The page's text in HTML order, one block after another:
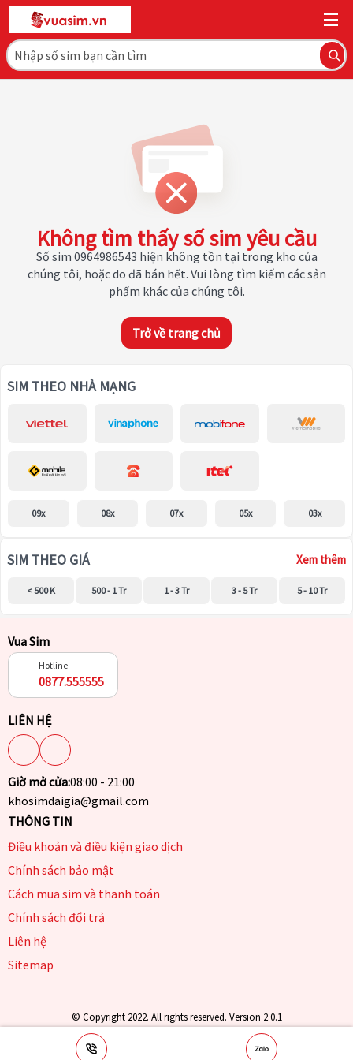
Không tìm thấy số sim yêu cầu
Số sim 0964986543 hiện không tồn tại trong kho của
chúng tôi, hoặc do đã bán hết. Vui lòng tìm kiếm các sản
phẩm khác của chúng tôi.
Trở về trang chủ
SIM THEO NHÀ MẠNG
09x 08x 07x 05x 03x
SIM THEO GIÁ Xem thêm
< 500 K 500 - 1 Tr 1 - 3 Tr 3 - 5 Tr 5 - 10 Tr
Vua Sim
Hotline
0877.555555
LIÊN HỆ
Giờ mở cửa:08:00 - 21:00
khosimdaigia@gmail.com
THÔNG TIN
Điều khoản và điều kiện giao dịch
Chính sách bảo mật
Cách mua sim và thanh toán
Chính sách đổi trả
Liên hệ
Sitemap
© Copyright 2022. All rights reserved. Version 2.0.1